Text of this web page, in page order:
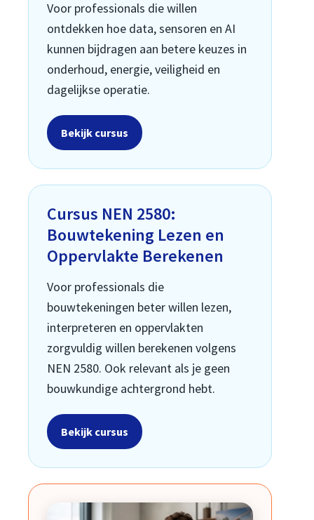
Voor professionals die willen
ontdekken hoe data, sensoren en AI
kunnen bijdragen aan betere keuzes in
onderhoud, energie, veiligheid en
dagelijkse operatie.
Bekijk cursus
Cursus NEN 2580:
Bouwtekening Lezen en
Oppervlakte Berekenen
Voor professionals die
bouwtekeningen beter willen lezen,
interpreteren en oppervlakten
zorgvuldig willen berekenen volgens
NEN 2580. Ook relevant als je geen
bouwkundige achtergrond hebt.
Bekijk cursus